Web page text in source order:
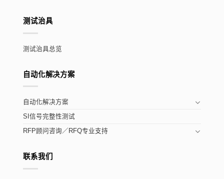
测试治具
测试治具总览
自动化解决方案
自动化解决方案
SI信号完整性测试
RFP顾问咨询／RFQ专业支持
联系我们